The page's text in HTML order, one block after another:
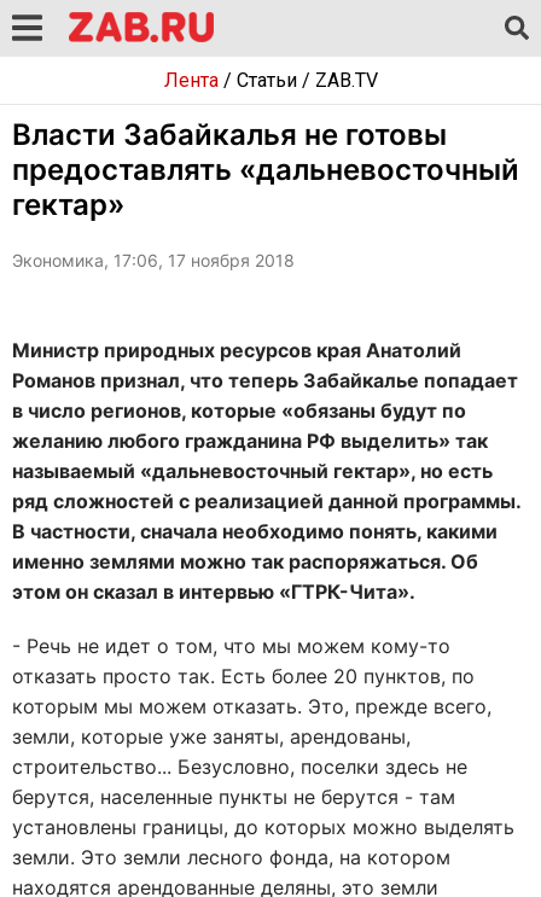
Лента/ Статьи/ ZAB.TV
Власти Забайкалья не готовы
предоставлять «дальневосточный
гектар»
Экономика, 17:06, 17 ноября 2018
Министр природных ресурсов края Анатолий
Романов признал, что теперь Забайкалье попадает
в число регионов, которые «обязаны будут по
желанию любого гражданина РФ выделить» так
называемый «дальневосточный гектар», но есть
ряд сложностей с реализацией данной программы.
В частности, сначала необходимо понять, какими
именно землями можно так распоряжаться. Об
этом он сказал в интервью «ГТРК-Чита».
- Речь не идет о том, что мы можем кому-то
отказать просто так. Есть более 20 пунктов, по
которым мы можем отказать. Это, прежде всего,
земли, которые уже заняты, арендованы,
строительство... Безусловно, поселки здесь не
берутся, населенные пункты не берутся - там
установлены границы, до которых можно выделять
земли. Это земли лесного фонда, на котором
находятся арендованные деляны, это земли